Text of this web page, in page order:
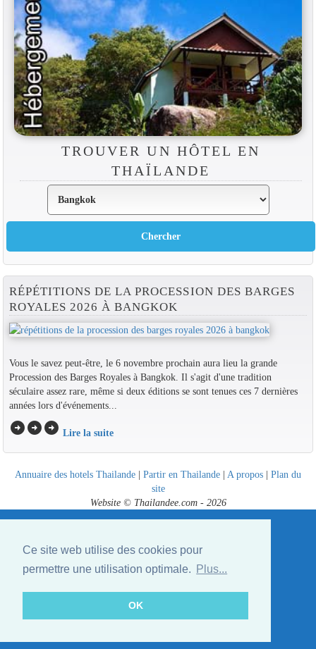
Ce site web utilise des cookies pour
permettre une utilisation optimale.
Plus...
OK
TROUVER UN HÔTEL EN
THAÏLANDE
RÉPÉTITIONS DE LA PROCESSION DES BARGES
ROYALES 2026 À BANGKOK
Vous le savez peut-être, le 6 novembre prochain aura lieu la grande
Procession des Barges Royales à Bangkok. Il s'agit d'une tradition
séculaire assez rare, même si deux éditions se sont tenues ces 7 dernières
années lors d'événements...
arrow_circle_rightarrow_circle_rightarrow_circle_right Lire la suite
Annuaire des hotels Thailande | Partir en Thailande | A propos | Plan du
site
Website © Thailandee.com - 2026